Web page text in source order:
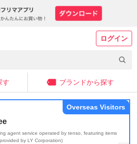
ログイン
す ブランドから探す
agent service operated by tenso, featuring items
by LY Corporation)
Overseas Visitors